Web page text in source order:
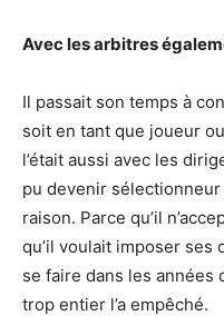
Avec les arbitres
Il passait son temps à
soit en tant que joueur
l’était aussi avec les
pu devenir sélectionneur
raison. Parce qu’il
qu’il voulait imposer ses
se faire dans les
trop entier l’a empêché.